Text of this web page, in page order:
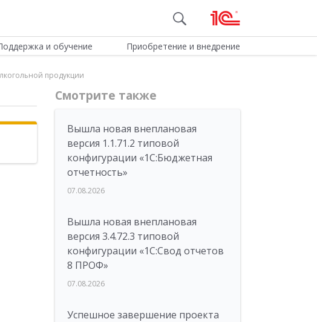
и обучение Приобретение и внедрение
продукции
Смотрите также
Вышла новая внеплановая
версия 1.1.71.2 типовой
конфигурации «1C:Бюджетная
отчетность»
07.08.2026
Вышла новая внеплановая
версия 3.4.72.3 типовой
конфигурации «1C:Свод отчетов
8 ПРОФ»
07.08.2026
Успешное завершение проекта